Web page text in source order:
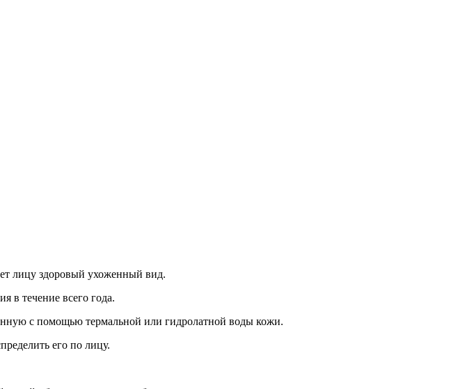
лицу здоровый ухоженный вид.
в течение всего года.
с помощью термальной или гидролатной воды кожи.
его по лицу.